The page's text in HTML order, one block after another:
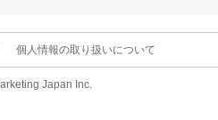
個人情報の取り扱いについて
Japan Inc.